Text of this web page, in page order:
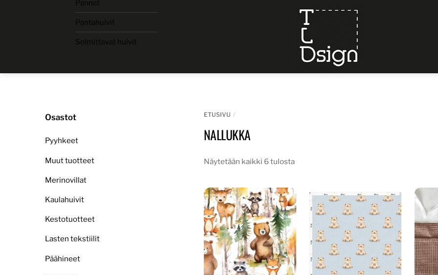
Pannat
Pantahuivit
Solmittavat huivit
ETUSIVU
NALLUKKA
Näytetään kaikki 6 tulosta
Osastot
Pyyhkeet
Muut tuotteet
Merinovillat
Kaulahuivit
Kestotuotteet
Lasten tekstiilit
Päähineet